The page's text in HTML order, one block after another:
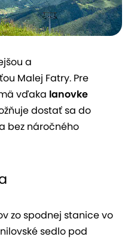
a
Malej Fatry. Pre
vďaka lanovke
dostať sa do
bez náročného
zo spodnej stanice vo
sedlo pod